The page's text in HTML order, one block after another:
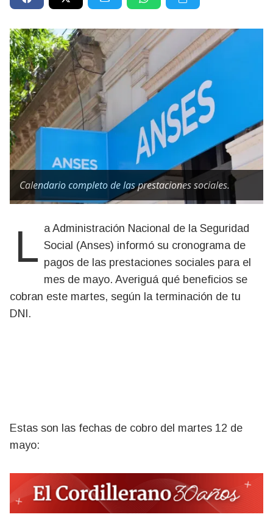
Calendario completo de las prestaciones sociales.
La Administración Nacional de la Seguridad Social (Anses) informó su cronograma de
pagos de las prestaciones sociales para el
mes de mayo. Averiguá qué beneficios se
cobran este martes, según la terminación de tu
DNI.
Estas son las fechas de cobro del martes 12 de
mayo: